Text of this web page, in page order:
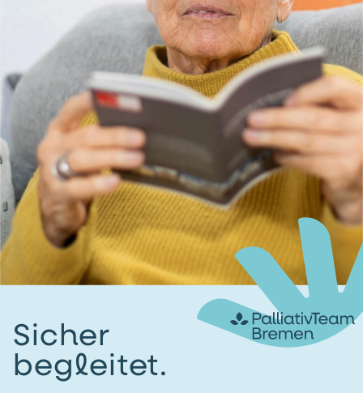
Sicher
begleitet.